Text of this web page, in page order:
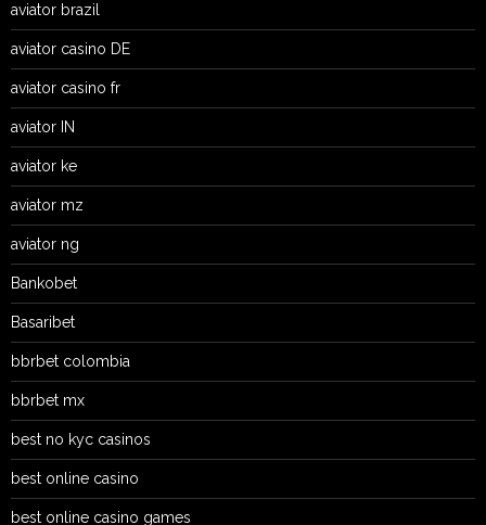
aviator brazil
aviator casino DE
aviator casino fr
aviator IN
aviator ke
aviator mz
aviator ng
Bankobet
Basaribet
bbrbet colombia
bbrbet mx
best no kyc casinos
best online casino
best online casino games